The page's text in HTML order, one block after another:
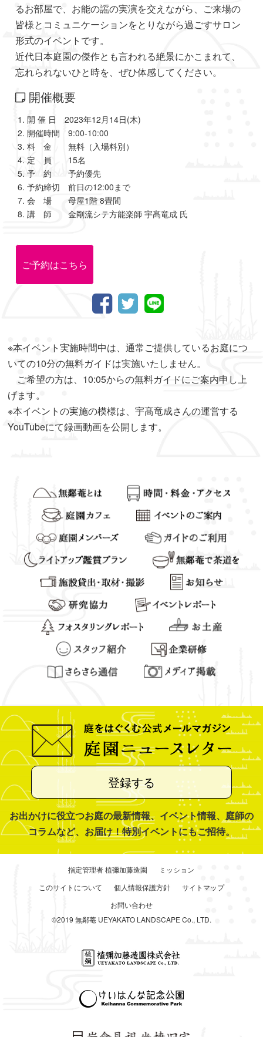
るお部屋で、お能の謡の実演を交えながら、ご来場の
皆様とコミュニケーションをとりながら過ごすサロン
形式のイベントです。
近代日本庭園の傑作とも言われる絶景にかこまれて、
忘れられないひと時を、ぜひ体感してください。
開催概要
開 催 日 2023年12月14日(木)
開催時間 9:00-10:00
料 金 無料（入場料別）
定 員 15名
予 約 予約優先
予約締切 前日の12:00まで
会 場 母屋1階 8畳間
講 師 金剛流シテ方能楽師 宇髙竜成 氏
ご予約はこちら
※本イベント実施時間中は、通常ご提供しているお庭につ
いての10分の無料ガイドは実施いたしません。
ご希望の方は、10:05からの無料ガイドにご案内申し上
げます。
※本イベントの実施の模様は、宇髙竜成さんの運営する
YouTubeにて録画動画を公開します。
登録する
お出かけに役立つお庭の最新情報、イベント情報、庭師の
コラムなど、お届け！特別イベントにもご招待。
指定管理者 植彌加藤造園
ミッション
このサイトについて
個人情報保護方針
サイトマップ
お問い合わせ
©2019 無鄰菴 UEYAKATO LANDSCAPE Co., LTD.